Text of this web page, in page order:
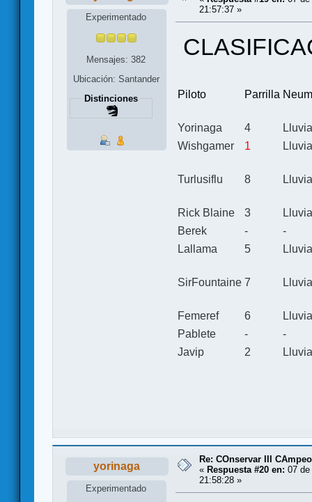
Experimentado
Mensajes: 382
Ubicación: Santander
Distinciones
21:57:37 »
Piloto Parrilla
Yorinaga 4
Lluvia
Wishgamer
1 Lluvia
Turlusiflu 8 Lluvia
Rick Blaine 3
Lluvia
Berek
-
-
Lallama
5 Lluvia
SirFountaine 7 Lluvia
Femeref 6
Lluvia
Pablete
-
-
Javip
2 Lluvia
yorinaga
Experimentado
Re: COnservar III
« Respuesta #20 en: 07 de
21:58:28 »